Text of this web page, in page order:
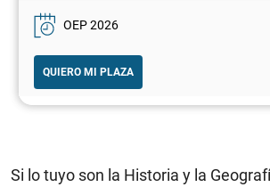
OEP 2026
QUIERO MI PLAZA
Si lo tuyo son la Historia y la